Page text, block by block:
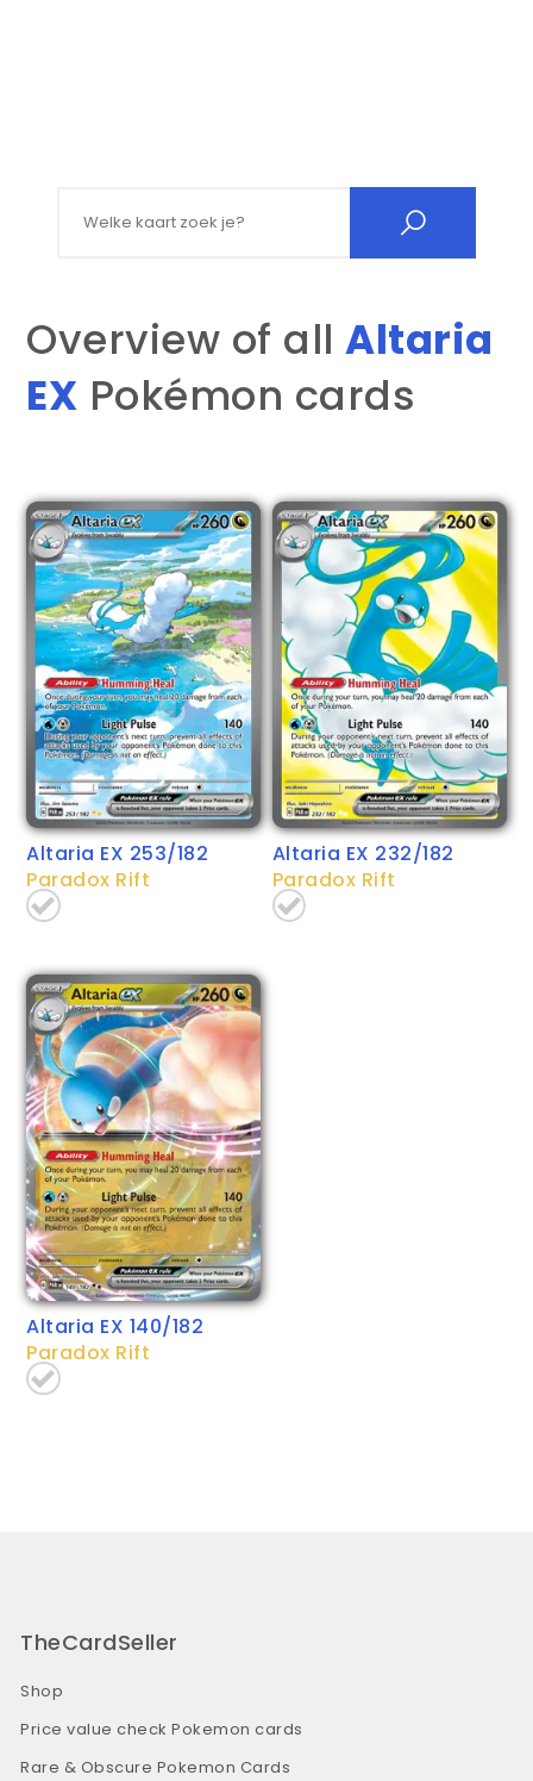
Overview of allAltaria
EX Pokémon cards
Altaria EX 253/182
Paradox Rift
Altaria EX 232/182
Paradox Rift
Altaria EX 140/182
Paradox Rift
TheCardSeller
Shop
Price value check Pokemon cards
Rare & Obscure Pokemon Cards